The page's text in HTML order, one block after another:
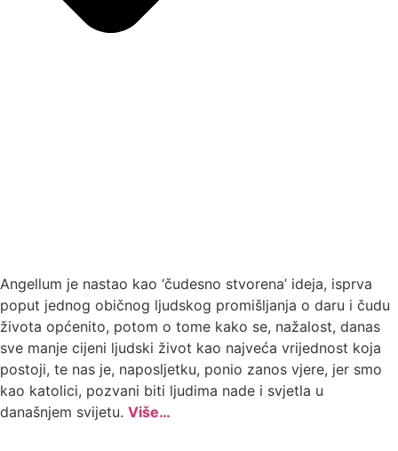
Angellum je nastao kao ‘čudesno stvorena’ ideja, isprva
poput jednog običnog ljudskog promišljanja o daru i čudu
života općenito, potom o tome kako se, nažalost, danas
sve manje cijeni ljudski život kao najveća vrijednost koja
postoji, te nas je, naposljetku, ponio zanos vjere, jer smo
kao katolici, pozvani biti ljudima nade i svjetla u
današnjem svijetu. Više…